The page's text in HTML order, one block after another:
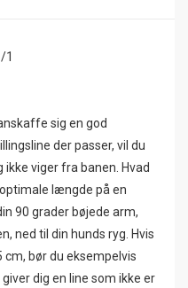
1
sig en god
der passer, vil du
viger fra banen. Hvad
længde på en
90 grader bøjede arm,
ned til din hunds ryg. Hvis
bør du eksempelvis
dig en line som ikke er